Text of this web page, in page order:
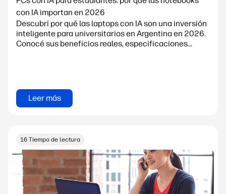
con IA importan en 2026
Descubrí por qué las laptops con IA son una inversión
inteligente para universitarios en Argentina en 2026.
Conocé sus beneficios reales, especificaciones...
Leer más
16 Tiempo de lectura